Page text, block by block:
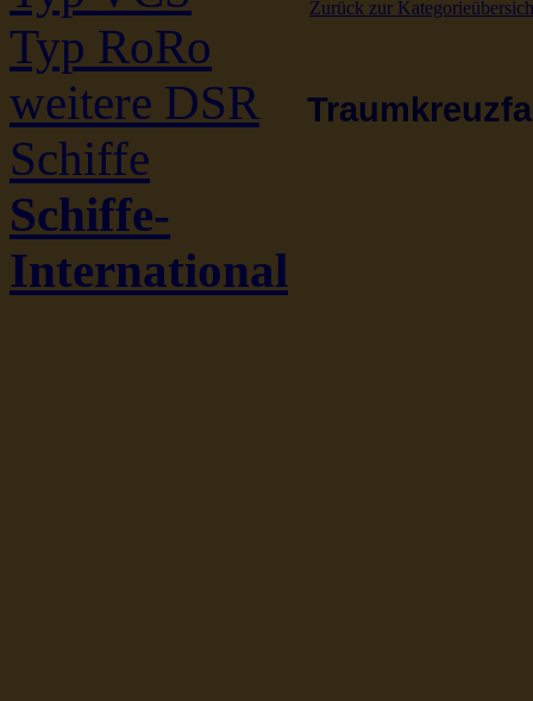
Typ RoRo
weitere DSR
Schiffe
Schiffe-
International
Zurück zur